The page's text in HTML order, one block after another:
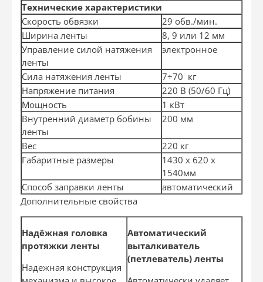
Технические характеристики
Скорость обвязки
29 обв./мин.
Ширина ленты
8, 9 или 12 мм
Управление силой натяжения
ленты
электронное
Сила натяжения ленты
7÷70 кг
Напряжение питания
220 В (50/60 Гц)
Мощность
1 кВт
Внутренний диаметр бобины
ленты
200 мм
Вес
220 кг
Габаритные размеры
1430 х 620 х
1540мм
Способ заправки ленты
автоматический
Дополнительные свойства
Надёжная головка
протяжки ленты
Надежная конструкция
Автоматический
выталкиватель
(петлеватель) ленты